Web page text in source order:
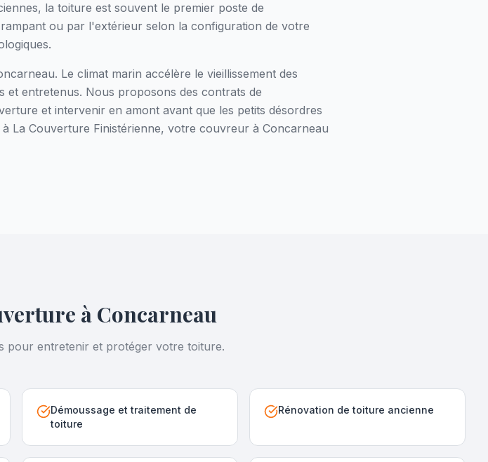
la toiture est souvent le premier poste de
ou par l'extérieur selon la configuration de votre
Le climat marin accélère le vieillissement des
et entretenus. Nous proposons des contrats de
et intervenir en amont avant que les petits désordres
La Couverture Finistérienne, votre couvreur à Concarneau
à Concarneau
pour entretenir et protéger votre toiture.
Démoussage et traitement de
toiture
Rénovation de toiture ancienne